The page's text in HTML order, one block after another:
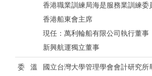
香港職業訓練局海是服務業訓練委
香港船東會主席
現任：萬利輪船有限公司執行董事
新興航運獨立董事
委
溫
國立台灣大學管理學會會計研究所